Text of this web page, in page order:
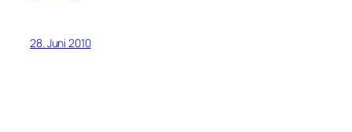
28. Juni 2010